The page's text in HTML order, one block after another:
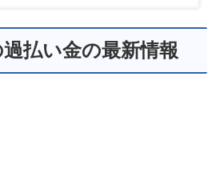
払い金の最新情報